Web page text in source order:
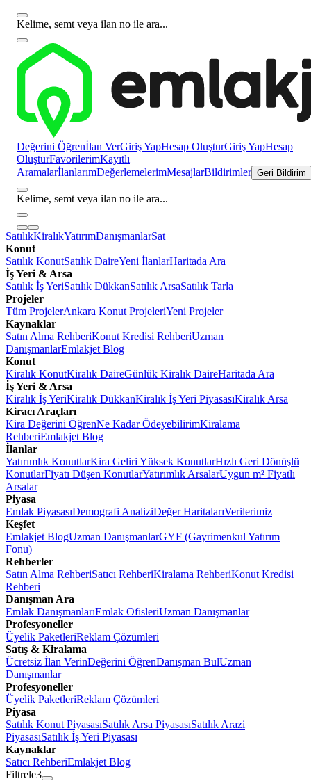
Kelime, semt veya ilan no ile ara...
Değerini Öğrenİlan VerGiriş YapHesap OluşturGiriş YapHesap
OluşturFavorilerimKayıtlı
AramalarİlanlarımDeğerlemelerimMesajlarBildirimler Geri Bildirim
Kelime, semt veya ilan no ile ara...
SatılıkKiralıkYatırımDanışmanlarSat
Konut
Satılık KonutSatılık DaireYeni İlanlarHaritada Ara
İş Yeri & Arsa
Satılık İş YeriSatılık DükkanSatılık ArsaSatılık Tarla
Projeler
Tüm ProjelerAnkara Konut ProjeleriYeni Projeler
Kaynaklar
Satın Alma RehberiKonut Kredisi RehberiUzman
DanışmanlarEmlakjet Blog
Konut
Kiralık KonutKiralık DaireGünlük Kiralık DaireHaritada Ara
İş Yeri & Arsa
Kiralık İş YeriKiralık DükkanKiralık İş Yeri PiyasasıKiralık Arsa
Kiracı Araçları
Kira Değerini ÖğrenNe Kadar ÖdeyebilirimKiralama
RehberiEmlakjet Blog
İlanlar
Yatırımlık KonutlarKira Geliri Yüksek KonutlarHızlı Geri Dönüşlü
KonutlarFiyatı Düşen KonutlarYatırımlık ArsalarUygun m² Fiyatlı
Arsalar
Piyasa
Emlak PiyasasıDemografi AnaliziDeğer HaritalarıVerilerimiz
Keşfet
Emlakjet BlogUzman DanışmanlarGYF (Gayrimenkul Yatırım
Fonu)
Rehberler
Satın Alma RehberiSatıcı RehberiKiralama RehberiKonut Kredisi
Rehberi
Danışman Ara
Emlak DanışmanlarıEmlak OfisleriUzman Danışmanlar
Profesyoneller
Üyelik PaketleriReklam Çözümleri
Satış & Kiralama
Ücretsiz İlan VerinDeğerini ÖğrenDanışman BulUzman
Danışmanlar
Profesyoneller
Üyelik PaketleriReklam Çözümleri
Piyasa
Satılık Konut PiyasasıSatılık Arsa PiyasasıSatılık Arazi
PiyasasıSatılık İş Yeri Piyasası
Kaynaklar
Satıcı RehberiEmlakjet Blog
Filtrele3